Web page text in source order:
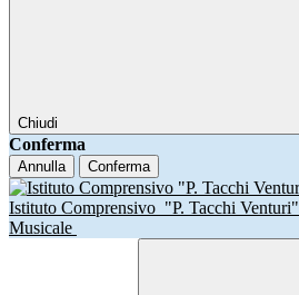
Chiudi
Conferma
Annulla Conferma
Istituto Comprensivo "P. Tacchi Venturi"
Musicale